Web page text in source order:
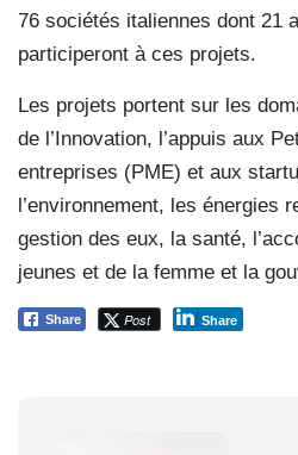
76 sociétés italiennes dont 21
participeront à ces projets.
Les projets portent sur les
de l’Innovation, l’appuis aux
entreprises (PME) et aux
l’environnement, les énergies
gestion des eux, la santé,
jeunes et de la femme et la
Share Post Share